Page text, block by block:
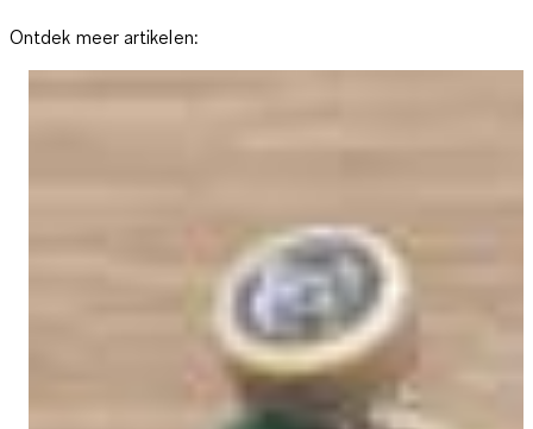
Ontdek meer artikelen: